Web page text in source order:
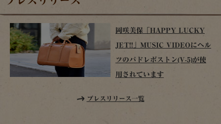
岡咲美保「HAPPY LUCKY
JET!!」MUSIC VIDEOにヘル
ツのパドレボストン(V-5)が使
用されています
プレスリリース一覧